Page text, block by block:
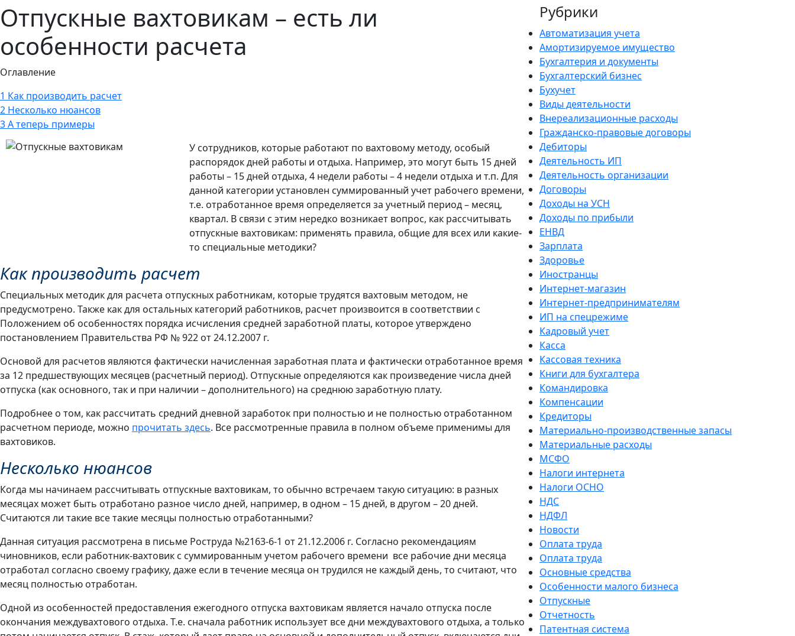
Отпускные вахтовикам – есть ли
особенности расчета
Оглавление
1 Как производить расчет
2 Несколько нюансов
3А теперь примеры
У сотрудников, которые работают по вахтовому методу, особый
распорядок дней работы и отдыха. Например, это могут быть 15 дней
работы – 15 дней отдыха, 4 недели работы – 4 недели отдыха и т.п. Для
данной категории установлен суммированный учет рабочего времени,
т.е. отработанное время определяется за учетный период – месяц,
квартал. В связи с этим нередко возникает вопрос, как рассчитывать
отпускные вахтовикам: применять правила, общие для всех или какие-
то специальные методики?
Как производить расчет
Специальных методик для расчета отпускных работникам, которые трудятся вахтовым методом, не
предусмотрено. Также как для остальных категорий работников, расчет произвоится в соответствии с
Положением об особенностях порядка исчисления средней заработной платы, которое утверждено
постановлением Правительства РФ № 922 от 24.12.2007 г.
Основой для расчетов являются фактически начисленная заработная плата и фактически отработанное время
за 12 предшествующих месяцев (расчетный период). Отпускные определяются как произведение числа дней
отпуска (как основного, так и при наличии – дополнительного) на среднюю заработную плату.
Подробнее о том, как рассчитать средний дневной заработок при полностью и не полностью отработанном
расчетном периоде, можно прочитать здесь. Все рассмотренные правила в полном объеме применимы для
вахтовиков.
Несколько нюансов
Когда мы начинаем рассчитывать отпускные вахтовикам, то обычно встречаем такую ситуацию: в разных
месяцах может быть отработано разное число дней, например, в одном – 15 дней, в другом – 20 дней.
Считаются ли такие все такие месяцы полностью отработанными?
Данная ситуация рассмотрена в письме Роструда №2163-6-1 от 21.12.2006 г. Согласно рекомендациям
чиновников, если работник-вахтовик с суммированным учетом рабочего времени все рабочие дни месяца
отработал согласно своему графику, даже если в течение месяца он трудился не каждый день, то считают, что
месяц полностью отработан.
Одной из особенностей предоставления ежегодного отпуска вахтовикам является начало отпуска после
окончания междувахтового отдыха. Т.е. сначала работник использует все дни междувахтового отдыха, а только
Рубрики
Автоматизация учета
Амортизируемое имущество
Бухгалтерия и документы
Бухгалтерский бизнес
Бухучет
Виды деятельности
Внереализационные расходы
Гражданско-правовые договоры
Дебиторы
Деятельность ИП
Деятельность организации
Договоры
Доходы на УСН
Доходы по прибыли
ЕНВД
Зарплата
Здоровье
Иностранцы
Интернет-магазин
Интернет-предпринимателям
ИП на спецрежиме
Кадровый учет
Касса
Кассовая техника
Книги для бухгалтера
Командировка
Компенсации
Кредиторы
Материально-производственные запасы
Материальные расходы
МСФО
Налоги интернета
Налоги ОСНО
НДС
НДФЛ
Новости
Оплата труда
Оплата труда
Основные средства
Особенности малого бизнеса
Отпускные
Отчетность
Патентная система